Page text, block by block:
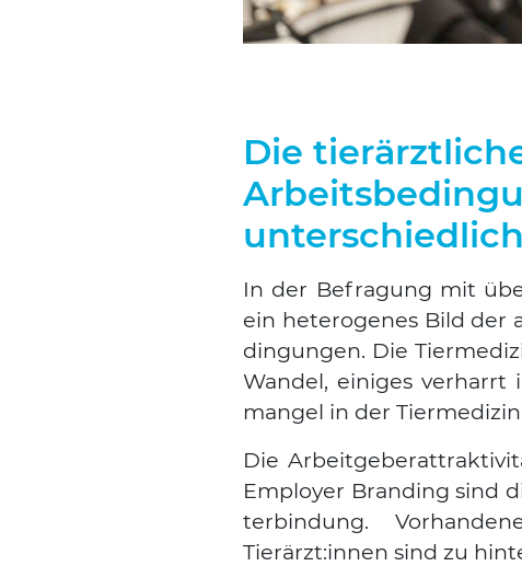
Die
unterschiedlich
In der Befra­gung mit
ein hete­ro­ge­nes Bild
din­gun­gen. Die
Wan­del, eini­ges
man­gel in der
Die
Employ­er Bran­ding sind
ter­bin­dung.
Tierärzt:innen sind zu